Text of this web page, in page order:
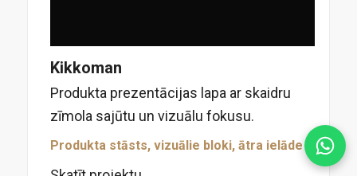
Kikkoman
Produkta prezentācijas lapa ar skaidru
zīmola sajūtu un vizuālu fokusu.
Produkta stāsts, vizuālie bloki, ātra ielāde